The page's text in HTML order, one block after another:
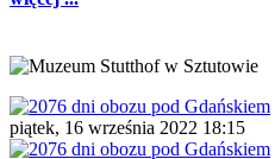
piątek, 16 września 2022 18:15